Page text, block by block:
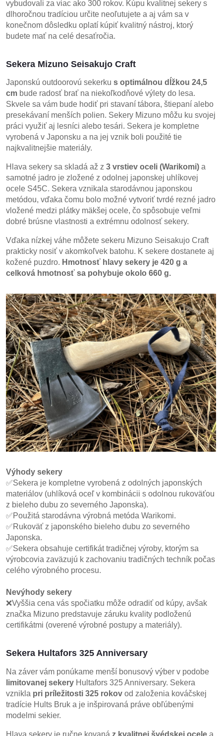
vybudovali za viac ako 300 rokov. Kúpu kvalitnej sekery s
dlhoročnou tradíciou určite neoľutujete a aj vám sa v
konečnom dôsledku oplatí kúpiť kvalitný nástroj, ktorý
budete mať na celé desaťročia.
Sekera Mizuno Seisakujo Craft
Japonskú outdoorovú sekerku s optimálnou dĺžkou 24,5
cm bude radosť brať na niekoľkodňové výlety do lesa.
Skvele sa vám bude hodiť pri stavaní tábora, štiepaní alebo
presekávaní menších polien. Sekery Mizuno môžu ku svojej
práci využiť aj lesníci alebo tesári. Sekera je kompletne
vyrobená v Japonsku a na jej vznik boli použité tie
najkvalitnejšie materiály.
Hlava sekery sa skladá až z 3 vrstiev oceli (Warikomi) a
samotné jadro je zložené z odolnej japonskej uhlíkovej
ocele S45C. Sekera vznikala starodávnou japonskou
metódou, vďaka čomu bolo možné vytvoriť tvrdé rezné jadro
vložené medzi plátky mäkšej ocele, čo spôsobuje veľmi
dobré brúsne vlastnosti a extrémnu odolnosť sekery.
Vďaka nízkej váhe môžete sekeru Mizuno Seisakujo Craft
prakticky nosiť v akomkoľvek batohu. K sekere dostanete aj
kožené puzdro. Hmotnosť hlavy sekery je 420 g a
celková hmotnosť sa pohybuje okolo 660 g.
Výhody sekery
✅Sekera je kompletne vyrobená z odolných japonských
materiálov (uhlíková oceľ v kombinácii s odolnou rukoväťou
z bieleho dubu zo severného Japonska).
✅Použitá starodávna výrobná metóda Warikomi.
✅Rukoväť z japonského bieleho dubu zo severného
Japonska.
✅Sekera obsahuje certifikát tradičnej výroby, ktorým sa
výrobcovia zaväzujú k zachovaniu tradičných techník počas
celého výrobného procesu.
Nevýhody sekery
❌Vyššia cena vás spočiatku môže odradiť od kúpy, avšak
značka Mizuno predstavuje záruku kvality podloženú
certifikátmi (overené výrobné postupy a materiály).
Sekera Hultafors 325 Anniversary
Na záver vám ponúkame menší bonusový výber v podobe
limitovanej sekery Hultafors 325 Anniversary. Sekera
vznikla pri príležitosti 325 rokov od založenia kováčskej
tradície Hults Bruk a je inšpirovaná práve obľúbenými
modelmi sekier.